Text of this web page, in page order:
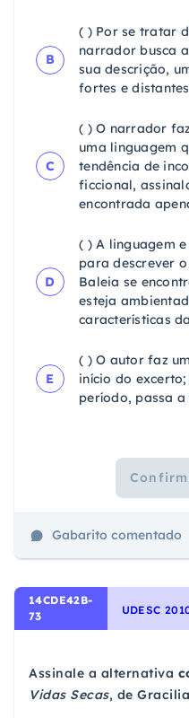
B
( ) Por se tratar
narrador busca
sua descrição,
fortes e
C
( ) O narrador
uma linguagem
tendência de
ficcional,
encontrada
D
( ) A linguagem
para descrever
Baleia se
esteja
características
E
( ) O autor faz
início do
período, passa
Gabarito comentado
14CDE42B-
73
Assinale a alternativa
Vidas Secas, de